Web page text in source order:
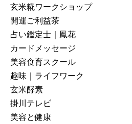
玄米糀ワークショップ
開運ご利益茶
占い鑑定士｜鳳花
カードメッセージ
美容食育スクール
趣味｜ライフワーク
玄米酵素
掛川テレビ
美容と健康